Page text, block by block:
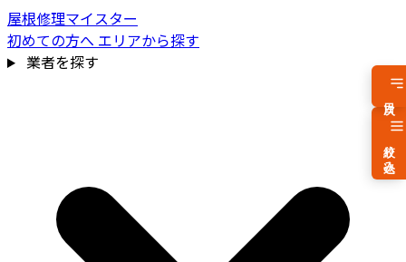
屋根修理マイスター
初めての方へ エリアから探す
業者を探す
費用相場を見る
絞り込み